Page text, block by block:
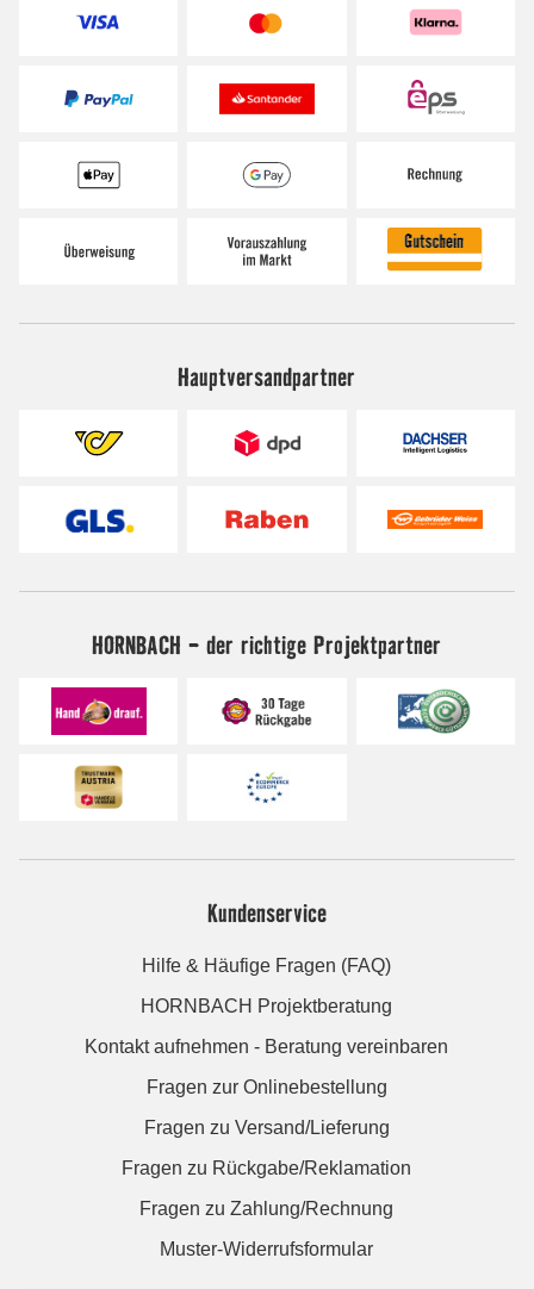
Hauptversandpartner
HORNBACH - der richtige Projektpartner
Kundenservice
Hilfe & Häufige Fragen (FAQ)
HORNBACH Projektberatung
Kontakt aufnehmen - Beratung vereinbaren
Fragen zur Onlinebestellung
Fragen zu Versand/Lieferung
Fragen zu Rückgabe/Reklamation
Fragen zu Zahlung/Rechnung
Muster-Widerrufsformular